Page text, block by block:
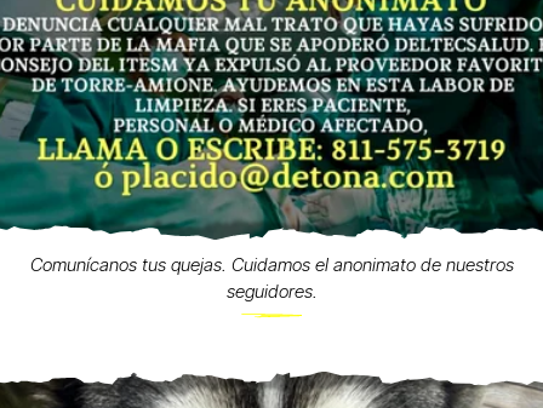
Comunícanos tus quejas. Cuidamos el anonimato de nuestros
seguidores.